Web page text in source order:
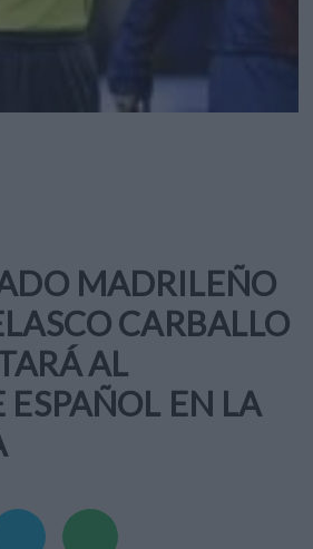
MADRILEÑO
CARBALLO
AL
ESPAÑOL EN LA